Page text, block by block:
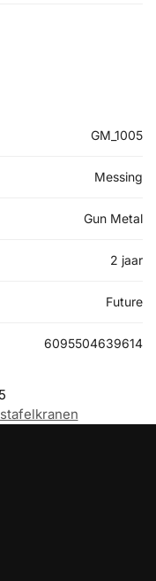
GM_1005
Messing
Gun Metal
2 jaar
Future
6095504639614